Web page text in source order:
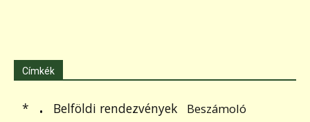
Címkék
* . Belföldi rendezvények Beszámoló